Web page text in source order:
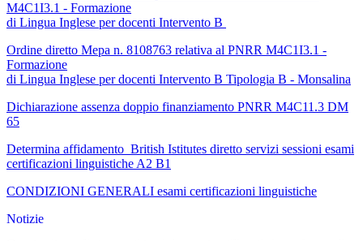
M4C1I3.1 - Formazione
di Lingua Inglese per docenti Intervento B
Ordine diretto Mepa n. 8108763 relativa al PNRR M4C1I3.1 -
Formazione
di Lingua Inglese per docenti Intervento B Tipologia B - Monsalina
Dichiarazione assenza doppio finanziamento PNRR M4C11.3 DM
65
Determina affidamento British Istitutes diretto servizi sessioni esami
certificazioni linguistiche A2 B1
CONDIZIONI GENERALI esami certificazioni linguistiche
Notizie